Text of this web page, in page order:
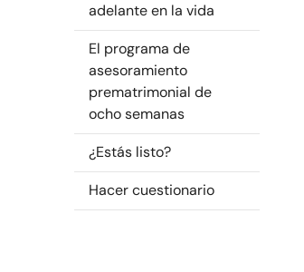
adelante en la vida
El programa de
asesoramiento
prematrimonial de
ocho semanas
¿Estás listo?
Hacer cuestionario